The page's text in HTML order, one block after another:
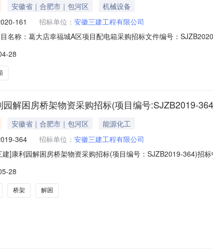
安徽省｜合肥市｜包河区
机械设备
161 招标单位： 安徽三建工程有限公司
名称：葛大店幸福城A区项目配电箱采购招标文件编号：
安徽三建工程有限公司2020-04-28
28
园解困房桥架物资采购招标(项目编号:SJZB2019-
安徽省｜合肥市｜包河区
能源化工
364 招标单位： 安徽三建工程有限公司
建]康利园解困房桥架物资采购招标(项目编号：SJZB2019-364)招
内以书面形式向安徽三建工程有限公司纪委监察室提出。联系人
28
桥架 解困